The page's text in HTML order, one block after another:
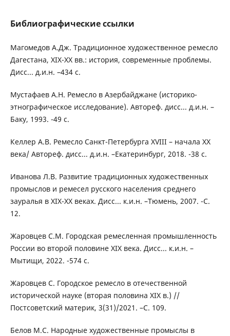
Библиографические ссылки
Магомедов А.Дж. Традиционное художественное ремесло
Дагестана, XIX-XX вв.: история, современные проблемы.
Дисс... д.и.н. –434 с.
Мустафаев А.Н. Ремесло в Азербайджане (историко-
этнографическое исследование). Автореф. дисс... д.и.н. –
Баку, 1993. -49 с.
Келлер А.В. Ремесло Санкт-Петербурга XVIII – начала XX
века/ Автореф. дисс... д.и.н. –Екатеринбург, 2018. -38 с.
Иванова Л.В. Развитие традиционных художественных
промыслов и ремесел русского населения среднего
зауралья в ХIХ-ХХ веках. Дисс... к.и.н. –Тюмень, 2007. -С.
12.
Жаровцев С.М. Городская ремесленная промышленность
России во второй половине XIX века. Дисс... к.и.н. –
Мытищи, 2022. -574 с.
Жаровцев С. Городское ремесло в отечественной
исторической науке (вторая половина XIX в.) //
Постсоветский материк, 3(31)/2021. –С. 109.
Белов М.С. Народные художественные промыслы в